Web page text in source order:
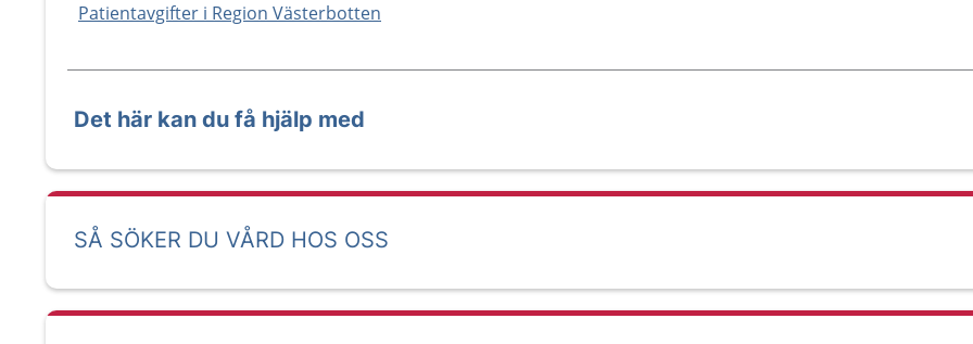
Patientavgifter i Region Västerbotten
Det här kan du få hjälp med
SÅ SÖKER DU VÅRD HOS OSS